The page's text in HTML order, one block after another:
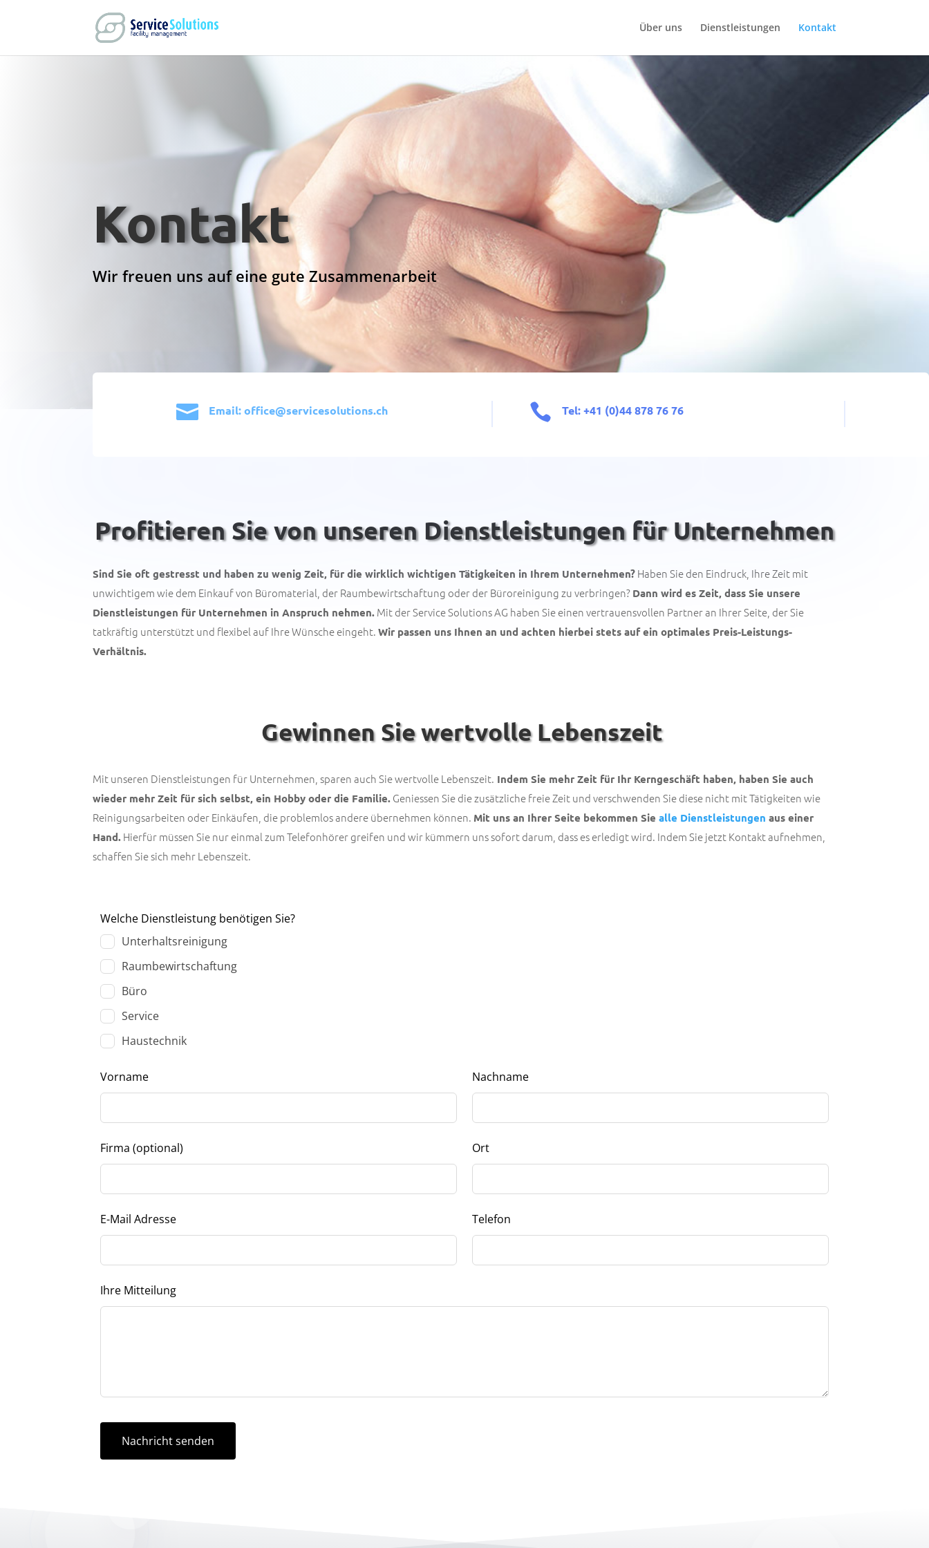
Über uns Dienstleistungen Kontakt
Kontakt
Wir freuen uns auf eine gute Zusammenarbeit
 Email: office@servicesolutions.ch  Tel: +41 (0)44 878 76 76
Profitieren Sie von unseren Dienstleistungen für Unternehmen
Sind Sie oft gestresst und haben zu wenig Zeit, für die wirklich wichtigen Tätigkeiten in Ihrem Unternehmen? Haben Sie den Eindruck, Ihre Zeit mit
unwichtigem wie dem Einkauf von Büromaterial, der Raumbewirtschaftung oder der Büroreinigung zu verbringen? Dann wird es Zeit, dass Sie unsere
Dienstleistungen für Unternehmen in Anspruch nehmen. Mit der Service Solutions AG haben Sie einen vertrauensvollen Partner an Ihrer Seite, der Sie
tatkräftig unterstützt und flexibel auf Ihre Wünsche eingeht.Wir passen uns Ihnen an und achten hierbei stets auf ein optimales Preis-Leistungs-
Verhältnis.
Gewinnen Sie wertvolle Lebenszeit
Mit unseren Dienstleistungen für Unternehmen, sparen auch Sie wertvolle Lebenszeit. Indem Sie mehr Zeit für Ihr Kerngeschäft haben, haben Sie auch
wieder mehr Zeit für sich selbst, ein Hobby oder die Familie. Geniessen Sie die zusätzliche freie Zeit und verschwenden Sie diese nicht mit Tätigkeiten wie
Reinigungsarbeiten oder Einkäufen, die problemlos andere übernehmen können. Mit uns an Ihrer Seite bekommen Siealle Dienstleistungenaus einer
Hand. Hierfür müssen Sie nur einmal zum Telefonhörer greifen und wir kümmern uns sofort darum, dass es erledigt wird. Indem Sie jetzt Kontakt aufnehmen,
schaffen Sie sich mehr Lebenszeit.
Lass
Feld
leer
Welche Dienstleistung benötigen Sie?
Unterhaltsreinigung
Raumbewirtschaftung
Büro
Service
Haustechnik
Vorname Nachname
Firma (optional) Ort
E-Mail Adresse Telefon
Ihre Mitteilung
Nachricht senden